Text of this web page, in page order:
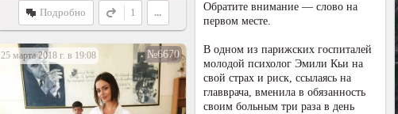
Подробно 1 ...
Обратите внимание — слово на
первом месте.
В одном из парижских госпиталей
молодой психолог Эмили Кьи на
свой страх и риск, ссылаясь на
главврача, вменила в обязанность
своим больным три раза в день
25 марта 2018 г. в 19:08 №6670